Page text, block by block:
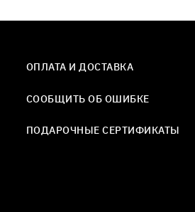
ОПЛАТА И ДОСТАВКА
СООБЩИТЬ ОБ ОШИБКЕ
ПОДАРОЧНЫЕ СЕРТИФИКАТЫ